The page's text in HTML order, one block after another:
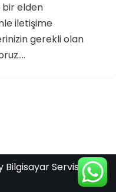
bir elden
iletişime
gerekli olan
Bilgisayar Servis